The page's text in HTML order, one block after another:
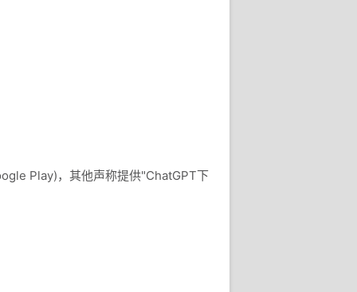
Play)，其他声称提供"ChatGPT下